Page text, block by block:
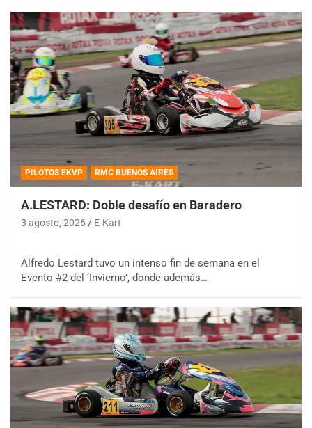
PILOTOS EKVP RMC BUENOS AIRES
A.LESTARD: Doble desafío en Baradero
3 agosto, 2026 E-Kart
Alfredo Lestard tuvo un intenso fin de semana en el
Evento #2 del ‘Invierno’, donde además…